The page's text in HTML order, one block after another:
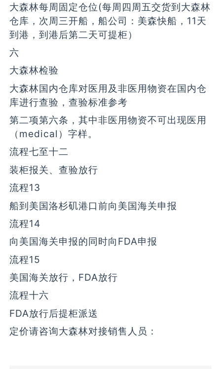
大森林每周固定仓位(每周四周五交货到大森林
仓库，次周三开船，船公司：美森快船，11天
到港，到港后第二天可提柜）
六
大森林检验
大森林国内仓库对医用及非医用物资在国内仓
库进行查验，查验标准参考
第二项第六条，其中非医用物资不可出现医用
（medical）字样。
流程七至十二
装柜报关、查验放行
流程13
船到美国洛杉矶港口前向美国海关申报
流程14
向美国海关申报的同时向FDA申报
流程15
美国海关放行，FDA放行
流程十六
FDA放行后提柜派送
定价请咨询大森林对接销售人员：